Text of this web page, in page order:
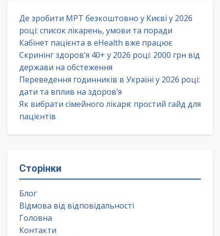
Де зробити МРТ безкоштовно у Києві у 2026
році: список лікарень, умови та поради
Кабінет пацієнта в eHealth вже працює
Скринінг здоров’я 40+ у 2026 році: 2000 грн від
держави на обстеження
Переведення годинників в Україні у 2026 році:
дати та вплив на здоров’я
Як вибрати сімейного лікаря: простий гайд для
пацієнтів
Сторінки
Блог
Відмова від відповідальності
Головна
Контакти